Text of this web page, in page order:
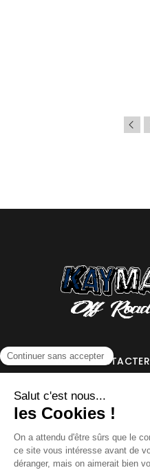
NOUS CONTACTER
INFORMATIONS
NOS PARTENAIRES